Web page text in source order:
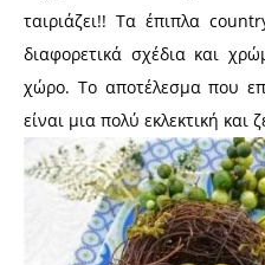
ταιριάζει!! Τα έπιπλα
διαφορετικά σχέδια και
χώρο. Το αποτέλεσμα που
είναι μια πολύ εκλεκτική